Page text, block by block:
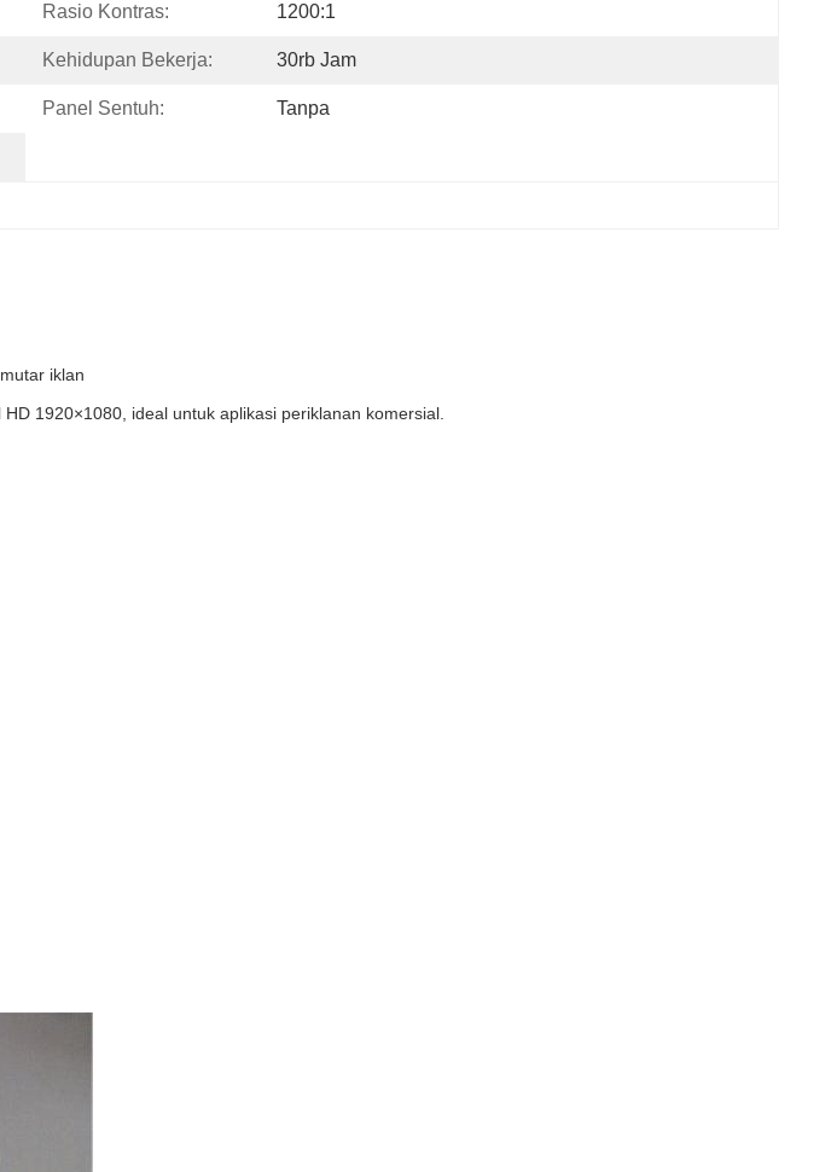
Rasio Kontras: 1200:1
Kehidupan Bekerja: 30rb Jam
Panel Sentuh: Tanpa
iklan
1920×1080, ideal untuk aplikasi periklanan komersial.